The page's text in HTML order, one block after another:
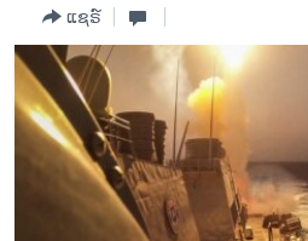
ຊີວິດຊາວລາວ
ຊຸມຊົນຊາວລາວ
ວິທະຍາສາດ-ເທັກໂນໂລຈີ
ທຸລະກິດ
ພາສາອັງກິດ
ແຊຣ໌